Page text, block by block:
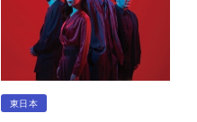
東日本